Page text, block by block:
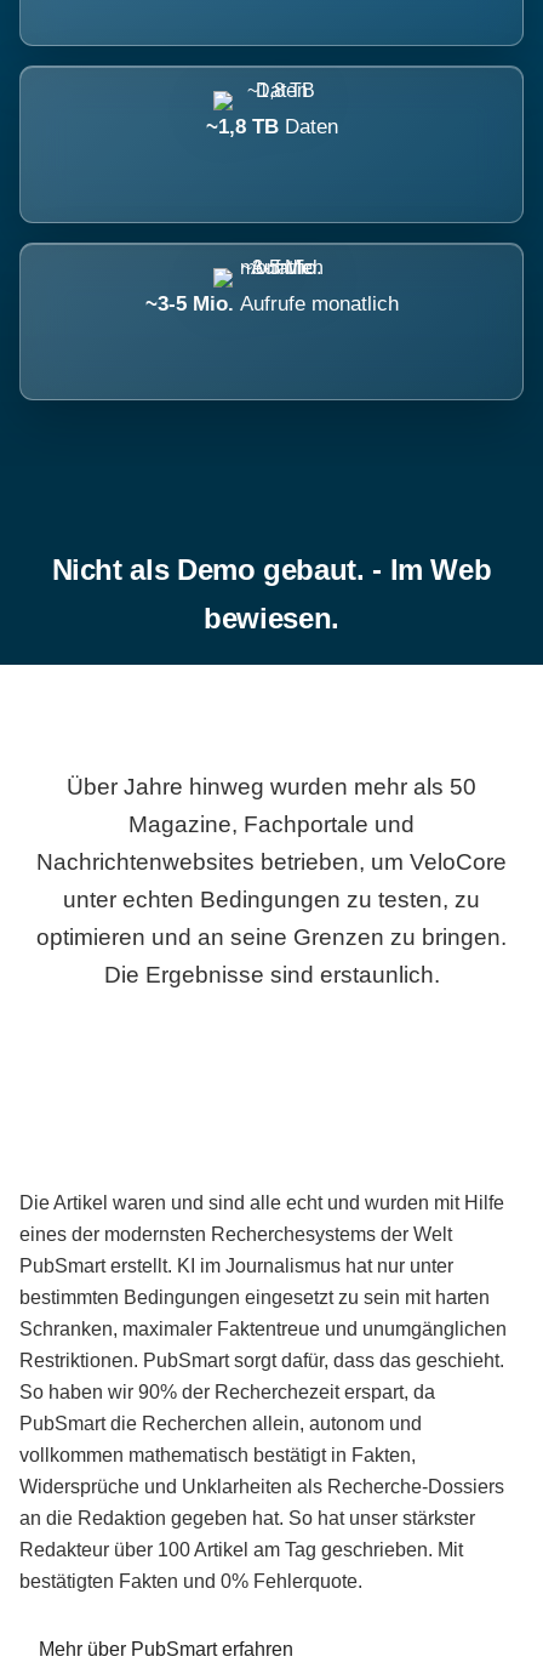
~1,8 TB Daten
~3-5 Mio. Aufrufe monatlich
Nicht als Demo gebaut. - Im Web
bewiesen.
Über Jahre hinweg wurden mehr als 50
Magazine, Fachportale und
Nachrichtenwebsites betrieben, um VeloCore
unter echten Bedingungen zu testen, zu
optimieren und an seine Grenzen zu bringen.
Die Ergebnisse sind erstaunlich.
Die Artikel waren und sind alle echt und wurden mit Hilfe
eines der modernsten Recherchesystems der Welt
PubSmart erstellt. KI im Journalismus hat nur unter
bestimmten Bedingungen eingesetzt zu sein mit harten
Schranken, maximaler Faktentreue und unumgänglichen
Restriktionen. PubSmart sorgt dafür, dass das geschieht.
So haben wir 90% der Recherchezeit erspart, da
PubSmart die Recherchen allein, autonom und
vollkommen mathematisch bestätigt in Fakten,
Widersprüche und Unklarheiten als Recherche-Dossiers
an die Redaktion gegeben hat. So hat unser stärkster
Redakteur über 100 Artikel am Tag geschrieben. Mit
bestätigten Fakten und 0% Fehlerquote.
Mehr über PubSmart erfahren